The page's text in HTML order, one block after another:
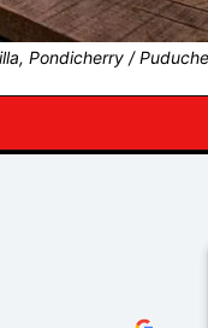
Pondicherry /